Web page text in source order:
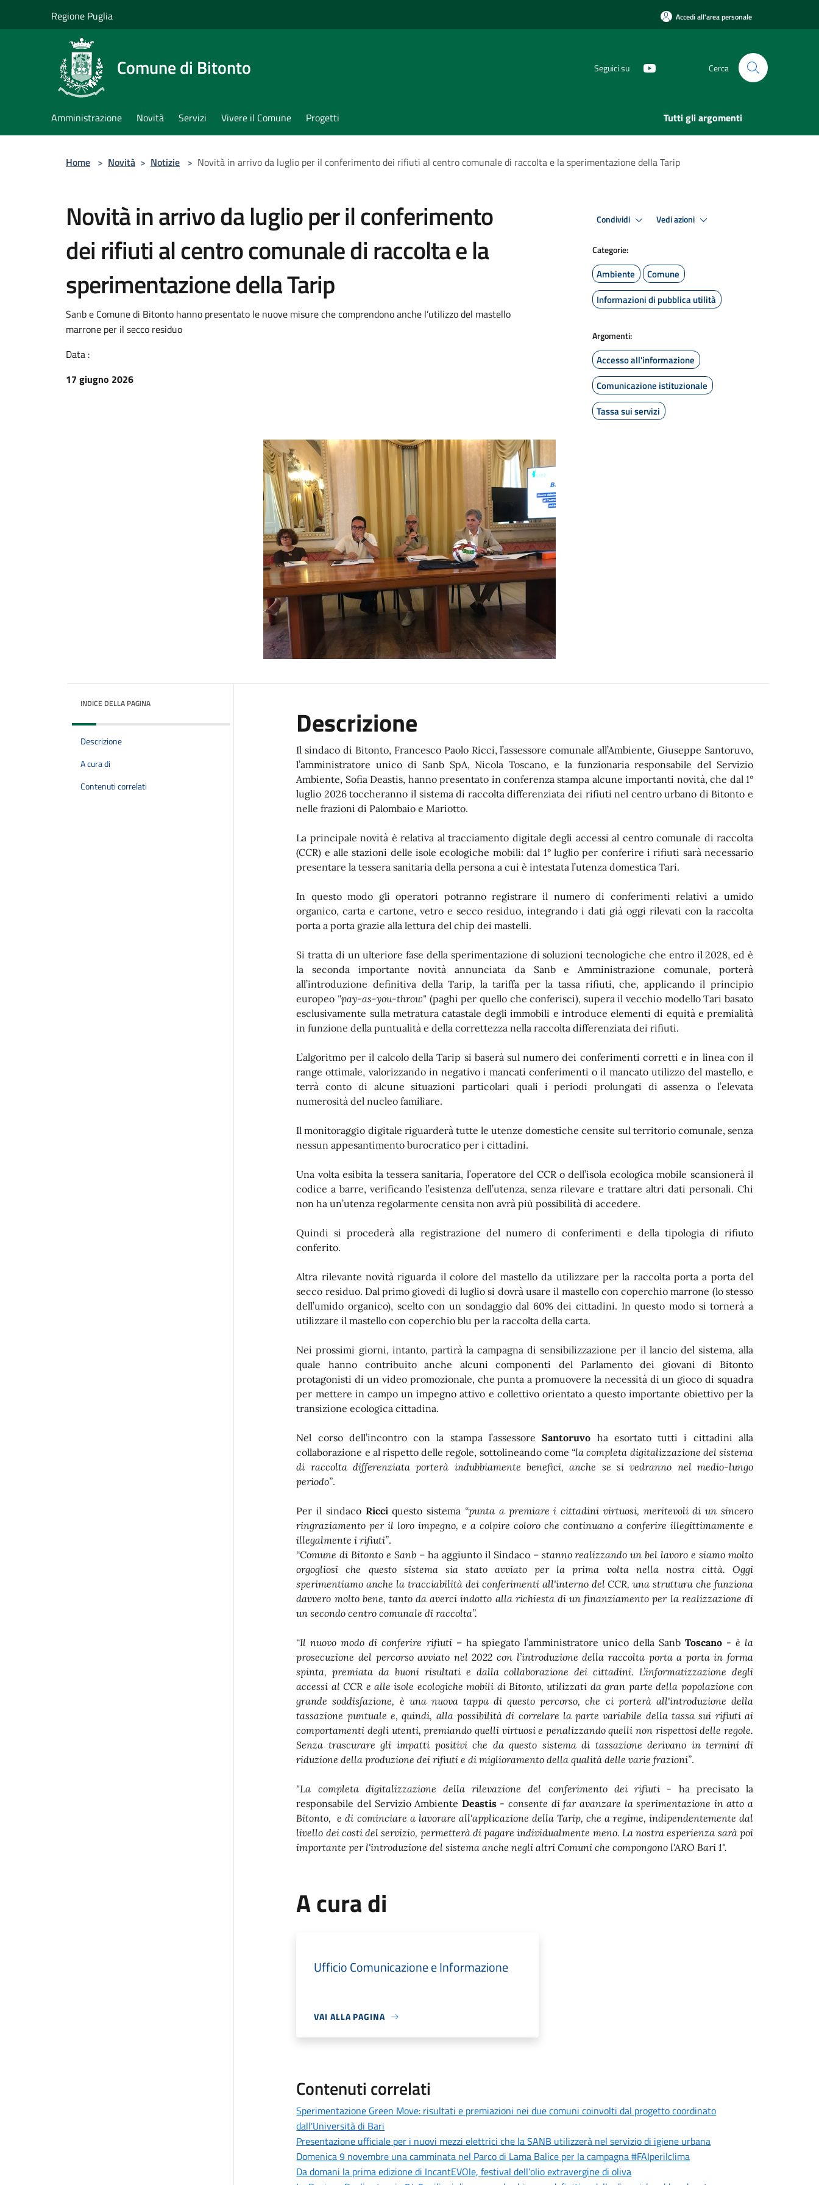
Regione Puglia Accedi all'area personale
Comune di Bitonto Seguici su Cerca
Amministrazione Novità Servizi Vivere il Comune Progetti Tutti gli argomenti
Home > Novità > Notizie > Novità in arrivo da luglio per il conferimento dei rifiuti al centro comunale di raccolta e la sperimentazione della Tarip
Novità in arrivo da luglio per il conferimento
dei rifiuti al centro comunale di raccolta e la
sperimentazione della Tarip
Sanb e Comune di Bitonto hanno presentato le nuove misure che comprendono anche l’utilizzo del mastello
marrone per il secco residuo
Data :
17 giugno 2026
Condividi Vedi azioni
Categorie:
Ambiente
Comune
Informazioni di pubblica utilità
Argomenti:
Accesso all'informazione
Comunicazione istituzionale
Tassa sui servizi
INDICE DELLA PAGINA
Descrizione
A cura di
Contenuti correlati
Descrizione
Il sindaco di Bitonto, Francesco Paolo Ricci, l’assessore comunale all’Ambiente, Giuseppe Santoruvo,
l’amministratore unico di Sanb SpA, Nicola Toscano, e la funzionaria responsabile del Servizio
Ambiente, Sofia Deastis, hanno presentato in conferenza stampa alcune importanti novità, che dal 1°
luglio 2026 toccheranno il sistema di raccolta differenziata dei rifiuti nel centro urbano di Bitonto e
nelle frazioni di Palombaio e Mariotto.
La principale novità è relativa al tracciamento digitale degli accessi al centro comunale di raccolta
(CCR) e alle stazioni delle isole ecologiche mobili: dal 1° luglio per conferire i rifiuti sarà necessario
presentare la tessera sanitaria della persona a cui è intestata l’utenza domestica Tari.
In questo modo gli operatori potranno registrare il numero di conferimenti relativi a umido
organico, carta e cartone, vetro e secco residuo, integrando i dati già oggi rilevati con la raccolta
porta a porta grazie alla lettura del chip dei mastelli.
Si tratta di un ulteriore fase della sperimentazione di soluzioni tecnologiche che entro il 2028, ed è
la seconda importante novità annunciata da Sanb e Amministrazione comunale, porterà
all’introduzione definitiva della Tarip, la tariffa per la tassa rifiuti, che, applicando il principio
europeo "pay-as-you-throw"(paghi per quello che conferisci), supera il vecchio modello Tari basato
esclusivamente sulla metratura catastale degli immobili e introduce elementi di equità e premialità
in funzione della puntualità e della correttezza nella raccolta differenziata dei rifiuti.
L’algoritmo per il calcolo della Tarip si baserà sul numero dei conferimenti corretti e in linea con il
range ottimale, valorizzando in negativo i mancati conferimenti o il mancato utilizzo del mastello, e
terrà conto di alcune situazioni particolari quali i periodi prolungati di assenza o l’elevata
numerosità del nucleo familiare.
Il monitoraggio digitale riguarderà tutte le utenze domestiche censite sul territorio comunale, senza
nessun appesantimento burocratico per i cittadini.
Una volta esibita la tessera sanitaria, l’operatore del CCR o dell’isola ecologica mobile scansionerà il
codice a barre, verificando l’esistenza dell’utenza, senza rilevare e trattare altri dati personali. Chi
non ha un’utenza regolarmente censita non avrà più possibilità di accedere.
Quindi si procederà alla registrazione del numero di conferimenti e della tipologia di rifiuto
conferito.
Altra rilevante novità riguarda il colore del mastello da utilizzare per la raccolta porta a porta del
secco residuo. Dal primo giovedì di luglio si dovrà usare il mastello con coperchio marrone (lo stesso
dell’umido organico), scelto con un sondaggio dal 60% dei cittadini. In questo modo si tornerà a
utilizzare il mastello con coperchio blu per la raccolta della carta.
Nei prossimi giorni, intanto, partirà la campagna di sensibilizzazione per il lancio del sistema, alla
quale hanno contribuito anche alcuni componenti del Parlamento dei giovani di Bitonto
protagonisti di un video promozionale, che punta a promuovere la necessità di un gioco di squadra
per mettere in campo un impegno attivo e collettivo orientato a questo importante obiettivo per la
transizione ecologica cittadina.
Nel corso dell’incontro con la stampa l’assessoreSantoruvo ha esortato tutti i cittadini alla
collaborazione e al rispetto delle regole, sottolineando come “la completa digitalizzazione del sistema
di raccolta differenziata porterà indubbiamente benefici, anche se si vedranno nel medio-lungo
periodo”.
Per il sindaco Ricciquesto sistema “punta a premiare i cittadini virtuosi, meritevoli di un sincero
ringraziamento per il loro impegno, e a colpire coloro che continuano a conferire illegittimamente e
illegalmente i rifiuti”.
“Comune di Bitonto e Sanb – ha aggiunto il Sindaco – stanno realizzando un bel lavoro e siamo molto
orgogliosi che questo sistema sia stato avviato per la prima volta nella nostra città. Oggi
sperimentiamo anche la tracciabilità dei conferimenti all'interno del CCR, una struttura che funziona
davvero molto bene, tanto da averci indotto alla richiesta di un finanziamento per la realizzazione di
un secondo centro comunale di raccolta”.
“Il nuovo modo di conferire rifiuti– ha spiegato l’amministratore unico della Sanb Toscano- è la
prosecuzione del percorso avviato nel 2022 con l’introduzione della raccolta porta a porta in forma
spinta, premiata da buoni risultati e dalla collaborazione dei cittadini.L’informatizzazione degli
accessi al CCR e alle isole ecologiche mobili di Bitonto, utilizzati da gran parte della popolazione con
grande soddisfazione, è una nuova tappa di questo percorso, che ci porterà all'introduzione della
tassazione puntuale e, quindi, alla possibilità di correlare la parte variabile della tassa sui rifiuti ai
comportamenti degli utenti, premiando quelli virtuosi e penalizzando quelli non rispettosi delle regole.
Senza trascurare gli impatti positivi che da questo sistema di tassazione derivano in termini di
riduzione della produzione dei rifiuti e di miglioramento della qualità delle varie frazioni”.
"La completa digitalizzazione della rilevazione del conferimento dei rifiuti - ha precisato la
responsabile del Servizio Ambiente Deastis-consente di far avanzare la sperimentazione in atto a
Bitonto, e di cominciare a lavorare all'applicazione della Tarip, che a regime, indipendentemente dal
livello dei costi del servizio, permetterà di pagare individualmente meno. La nostra esperienza sarà poi
importante per l'introduzione del sistema anche negli altri Comuni che compongono l'ARO Bari 1".
A cura di
Ufficio Comunicazione e Informazione
VAI ALLA PAGINA
Contenuti correlati
Sperimentazione Green Move: risultati e premiazioni nei due comuni coinvolti dal progetto coordinato
dall'Università di Bari
Presentazione ufficiale per i nuovi mezzi elettrici che la SANB utilizzerà nel servizio di igiene urbana
Domenica 9 novembre una camminata nel Parco di Lama Balice per la campagna #FAIperilclima
Da domani la prima edizione di IncantEVOle, festival dell’olio extravergine di oliva